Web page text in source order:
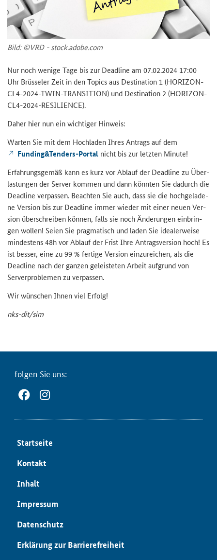
Bild: ©VRD - stock.adobe.com
Nur noch we­ni­ge Tage bis zur Deadline am 07.02.2024 17:00
Uhr Brüs­se­ler Zeit in den To­pics aus De­sti­na­ti­on 1 (HORIZON-
CL4-2024-TWIN-TRANSITION) und De­sti­na­ti­on 2 (HORIZON-
CL4-2024-RESILIENCE).
Daher hier nun ein wich­ti­ger Hin­weis:
War­ten Sie mit dem Hoch­la­den Ihres An­trags auf dem
Funding&Tenders-Portal nicht bis zur letz­ten Mi­nu­te!
Er­fah­rungs­ge­mäß kann es kurz vor Ab­lauf der Deadline zu Über­
las­tun­gen der Ser­ver kom­men und dann könn­ten Sie da­durch die
Deadline ver­pas­sen. Be­ach­ten Sie auch, dass sie die hoch­ge­la­de­
ne Ver­si­on bis zur Deadline immer wie­der mit einer neuen Ver­
si­on über­schrei­ben kön­nen, falls sie noch Än­de­run­gen ein­brin­
gen wol­len! Seien Sie prag­ma­tisch und laden Sie idea­ler­wei­se
min­des­tens 48h vor Ab­lauf der Frist Ihre An­trags­ver­si­on hoch! Es
ist bes­ser, eine zu 99 % fer­ti­ge Ver­si­on ein­zu­rei­chen, als die
Deadline nach der gan­zen ge­leis­te­ten Ar­beit auf­grund von
Serverpro­ble­men zu ver­pas­sen.
Wir wün­schen Ihnen viel Er­folg!
nks-​dit/sim
fol­gen Sie uns:
Start­sei­te
Kon­takt
In­halt
Im­pres­sum
Da­ten­schutz
Er­klä­rung zur Bar­rie­re­frei­heit